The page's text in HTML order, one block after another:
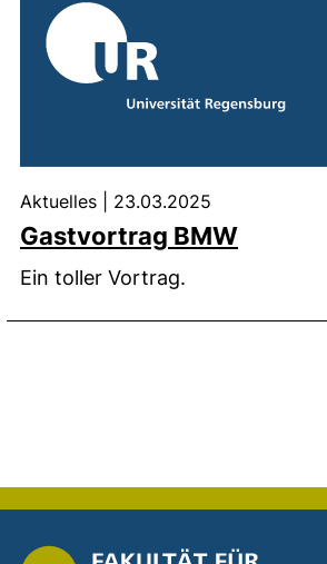
Gastvortrag BMW
Aktuelles 23.03.2025
Ein toller Vortrag.